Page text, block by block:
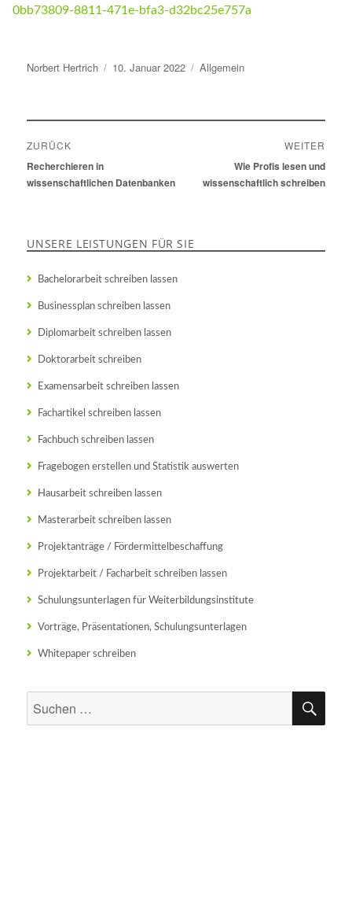
0bb73809-8811-471e-bfa3-d32bc25e757a
Autor
Norbert Hertrich
Veröffentlicht
10. Januar 2022 Kategorien
Allgemein
Beitragsnavigation
ZURÜCK
Vorheriger
Beitrag:
Recherchieren in
wissenschaftlichen Datenbanken
WEITER
Beitrag:
Wie Profis lesen und
wissenschaftlich schreiben
UNSERE LEISTUNGEN FÜR SIE
Bachelorarbeit schreiben lassen
Businessplan schreiben lassen
Diplomarbeit schreiben lassen
Doktorarbeit schreiben
Examensarbeit schreiben lassen
Fachartikel schreiben lassen
Fachbuch schreiben lassen
Fragebogen erstellen und Statistik auswerten
Hausarbeit schreiben lassen
Masterarbeit schreiben lassen
Projektanträge / Fördermittelbeschaffung
Projektarbeit / Facharbeit schreiben lassen
Schulungsunterlagen für Weiterbildungsinstitute
Vorträge, Präsentationen, Schulungsunterlagen
Whitepaper schreiben